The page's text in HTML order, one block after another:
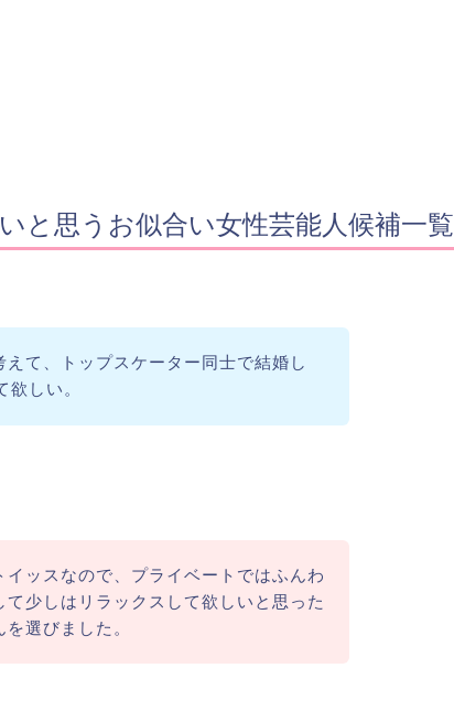
と思うお似合い女性芸能人候補一覧
て、トップスケーター同士で結婚し
欲しい。
イッスなので、プライベートではふんわ
て少しはリラックスして欲しいと思った
選びました。